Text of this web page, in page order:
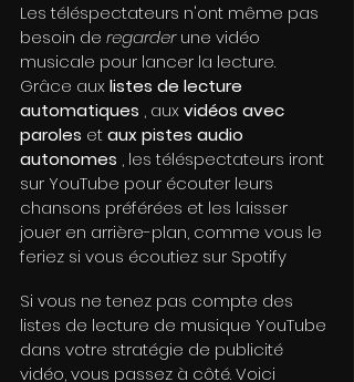
Les téléspectateurs n'ont même pas
besoin de regarder une vidéo
musicale pour lancer la lecture.
Grâce aux listes de lecture
automatiques , aux vidéos avec
paroles et aux pistes audio
autonomes , les téléspectateurs iront
sur YouTube pour écouter leurs
chansons préférées et les laisser
jouer en arrière-plan, comme vous le
feriez si vous écoutiez sur Spotify
Si vous ne tenez pas compte des
listes de lecture de musique YouTube
dans votre stratégie de publicité
vidéo, vous passez à côté. Voici